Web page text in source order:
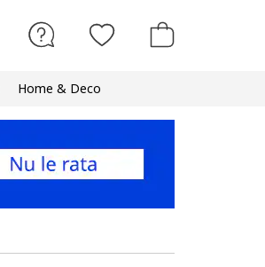
Home & Deco